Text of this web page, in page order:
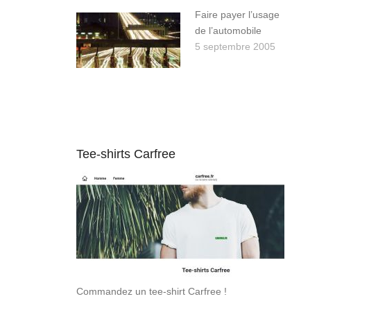
Faire payer l’usage
de l’automobile
5 septembre 2005
Tee-shirts Carfree
Commandez un tee-shirt Carfree !